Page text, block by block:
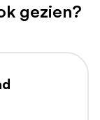
gezien?